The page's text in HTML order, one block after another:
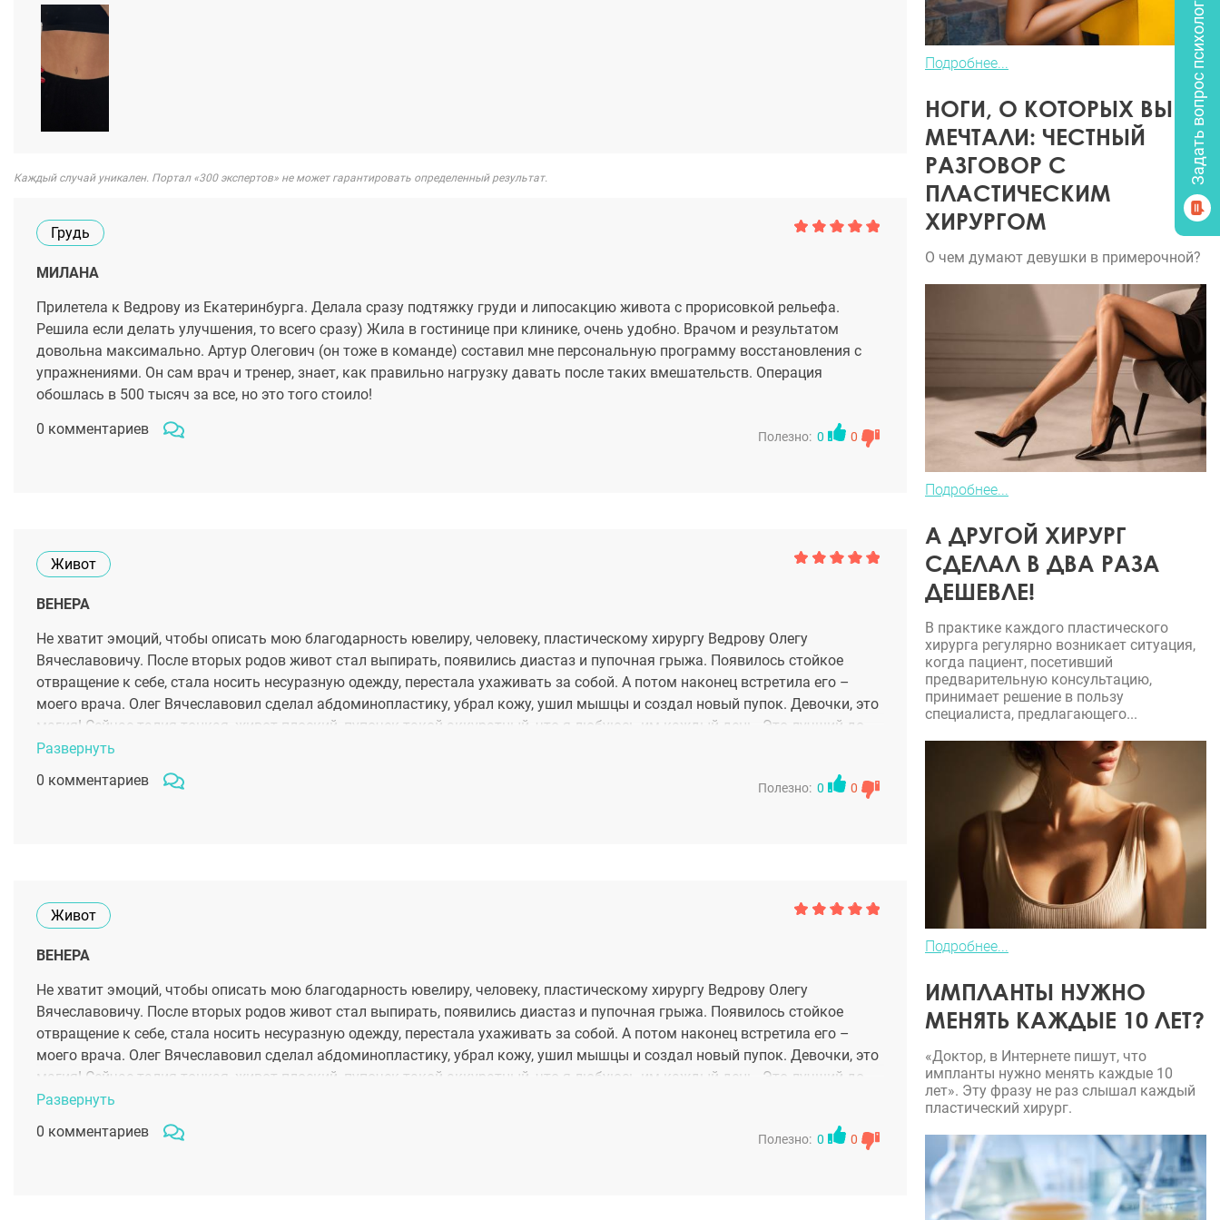
Каждый случай уникален. Портал «300 экспертов» не может гарантировать определенный результат.
Грудь
МИЛАНА
Прилетела к Ведрову из Екатеринбурга. Делала сразу подтяжку груди и липосакцию живота с прорисовкой рельефа.
Решила если делать улучшения, то всего сразу) Жила в гостинице при клинике, очень удобно. Врачом и результатом
довольна максимально. Артур Олегович (он тоже в команде) составил мне персональную программу восстановления с
упражнениями. Он сам врач и тренер, знает, как правильно нагрузку давать после таких вмешательств. Операция
обошлась в 500 тысяч за все, но это того стоило!
0 комментариев
Полезно: 0 0
Живот
ВЕНЕРА
Не хватит эмоций, чтобы описать мою благодарность ювелиру, человеку, пластическому хирургу Ведрову Олегу
Вячеславовичу. После вторых родов живот стал выпирать, появились диастаз и пупочная грыжа. Появилось стойкое
отвращение к себе, стала носить несуразную одежду, перестала ухаживать за собой. А потом наконец встретила его –
моего врача. Олег Вячеславовил сделал абдоминопластику, убрал кожу, ушил мышцы и создал новый пупок. Девочки, это
магия! Сейчас талия тонкая, живот плоский, пупочек такой аккуратный, что я любуюсь им каждый день. Это лучший до
глубины души врач, который подарил мне – меня!
Развернуть
0 комментариев
Полезно: 0 0
Живот
ВЕНЕРА
Не хватит эмоций, чтобы описать мою благодарность ювелиру, человеку, пластическому хирургу Ведрову Олегу
Вячеславовичу. После вторых родов живот стал выпирать, появились диастаз и пупочная грыжа. Появилось стойкое
отвращение к себе, стала носить несуразную одежду, перестала ухаживать за собой. А потом наконец встретила его –
моего врача. Олег Вячеславовил сделал абдоминопластику, убрал кожу, ушил мышцы и создал новый пупок. Девочки, это
магия! Сейчас талия тонкая, живот плоский, пупочек такой аккуратный, что я любуюсь им каждый день. Это лучший до
глубины души врач, который подарил мне – меня!
Развернуть
0 комментариев
Полезно: 0 0
Подробнее...
НОГИ, О КОТОРЫХ ВЫ
МЕЧТАЛИ: ЧЕСТНЫЙ
РАЗГОВОР С
ПЛАСТИЧЕСКИМ
ХИРУРГОМ
О чем думают девушки в примерочной?
Подробнее...
А ДРУГОЙ ХИРУРГ
СДЕЛАЛ В ДВА РАЗА
ДЕШЕВЛЕ!
В практике каждого пластического
хирурга регулярно возникает ситуация,
когда пациент, посетивший
предварительную консультацию,
принимает решение в пользу
специалиста, предлагающего...
Подробнее...
ИМПЛАНТЫ НУЖНО
МЕНЯТЬ КАЖДЫЕ 10 ЛЕТ?
«Доктор, в Интернете пишут, что
импланты нужно менять каждые 10
лет». Эту фразу не раз слышал каждый
пластический хирург.
Задать вопрос психологу